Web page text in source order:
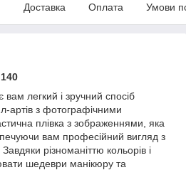
Доставка Оплата Умови
легкий і зручний спосіб
артів з фотографічними
плівка з зображеннями, яка
вам професійний вигляд з
різноманіттю кольорів і
шедеври манікюру та